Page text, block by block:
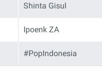
Shinta Gisul
Ipoenk ZA
#PopIndonesia